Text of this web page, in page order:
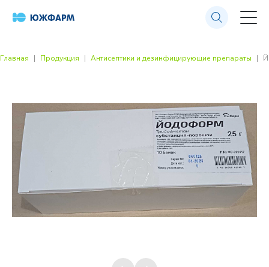
Главная Продукция Антисептики и дезинфицирующие препараты